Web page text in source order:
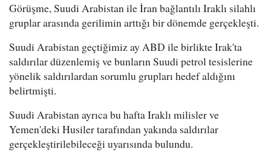
Görüşme, Suudi Arabistan ile İran bağlantılı Iraklı silahlı
gruplar arasında gerilimin arttığı bir dönemde gerçekleşti.
Suudi Arabistan geçtiğimiz ay ABD ile birlikte Irak'ta
saldırılar düzenlemiş ve bunların Suudi petrol tesislerine
yönelik saldırılardan sorumlu grupları hedef aldığını
belirtmişti.
Suudi Arabistan ayrıca bu hafta Iraklı milisler ve
Yemen'deki Husiler tarafından yakında saldırılar
gerçekleştirilebileceği uyarısında bulundu.